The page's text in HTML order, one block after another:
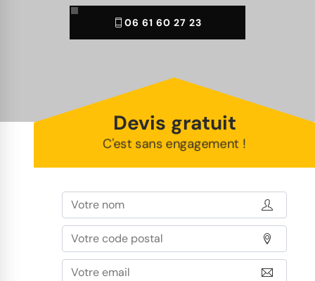
06 61 60 27 23
Devis gratuit
C'est sans engagement !